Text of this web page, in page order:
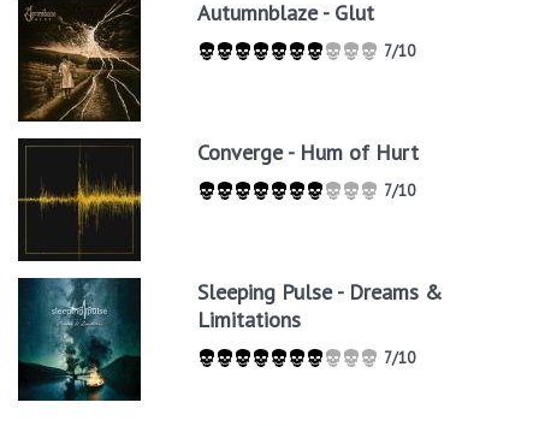
Autumnblaze - Glut
7/10
Converge - Hum of Hurt
7/10
Sleeping Pulse - Dreams &
Limitations
7/10